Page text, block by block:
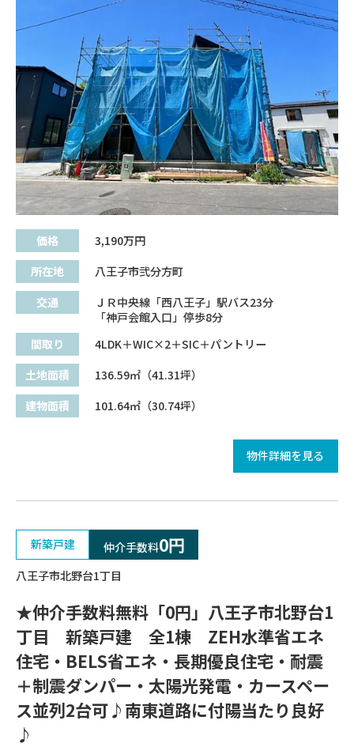
価格 3,190万円
所在地
八王子市弐分方町
交通
ＪＲ中央線「西八王子」駅バス23分
「神戸会館入口」停歩8分
間取り
4LDK＋WIC×2＋SIC＋パントリー
土地面積
136.59㎡（41.31坪）
建物面積
101.64㎡（30.74坪）
物件詳細を見る
新築戸建 仲介手数料0円
八王子市北野台1丁目
★仲介手数料無料「0円」八王子市北野台1
丁目 新築戸建 全1棟 ZEH水準省エネ
住宅・BELS省エネ・長期優良住宅・耐震
＋制震ダンパー・太陽光発電・カースペー
ス並列2台可♪南東道路に付陽当たり良好
♪